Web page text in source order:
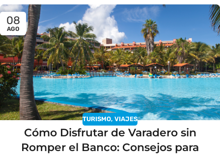
08
AGO
TURISMO, VIAJES
Cómo Disfrutar de Varadero sin
Romper el Banco: Consejos para